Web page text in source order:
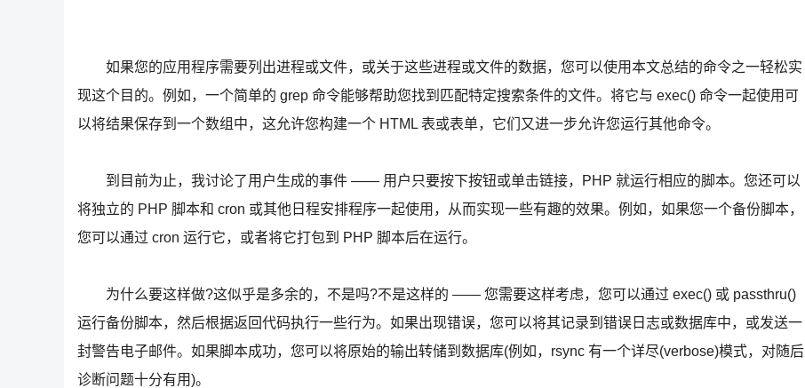
如果您的应用程序需要列出进程或文件，或关于这些进程或文件的数据，您可以使用本文总结的命令之一轻松实
现这个目的。例如，一个简单的 grep 命令能够帮助您找到匹配特定搜索条件的文件。将它与 exec() 命令一起使用可
以将结果保存到一个数组中，这允许您构建一个 HTML 表或表单，它们又进一步允许您运行其他命令。
到目前为止，我讨论了用户生成的事件 —— 用户只要按下按钮或单击链接，PHP 就运行相应的脚本。您还可以
将独立的 PHP 脚本和 cron 或其他日程安排程序一起使用，从而实现一些有趣的效果。例如，如果您一个备份脚本，
您可以通过 cron 运行它，或者将它打包到 PHP 脚本后在运行。
为什么要这样做?这似乎是多余的，不是吗?不是这样的 —— 您需要这样考虑，您可以通过 exec() 或 passthru()
运行备份脚本，然后根据返回代码执行一些行为。如果出现错误，您可以将其记录到错误日志或数据库中，或发送一
封警告电子邮件。如果脚本成功，您可以将原始的输出转储到数据库(例如，rsync 有一个详尽(verbose)模式，对随后
诊断问题十分有用)。